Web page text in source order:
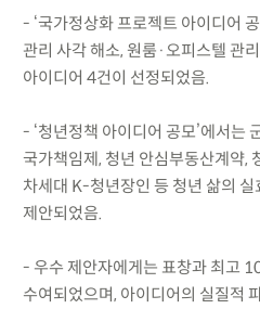
- ‘국가정상화 프로젝트 아이디어
관리 사각 해소, 원룸·오피스텔 관
아이디어 4건이 선정되었음.
- ‘청년정책 아이디어 공모’에서는
국가책임제, 청년 안심부동산계약,
차세대 K-청년장인 등 청년 삶의 실
제안되었음.
- 우수 제안자에게는 표창과 최고
수여되었으며, 아이디어의 실질적